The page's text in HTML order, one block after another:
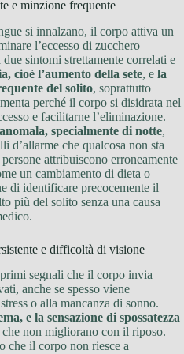
e minzione frequente
si innalzano, il corpo attiva un
l’eccesso di zucchero
sintomi strettamente correlati e
cioè l’aumento della sete, e la
del solito, soprattutto
perché il corpo si disidrata nel
e facilitarne l’eliminazione.
specialmente di notte,
d’allarme che qualcosa non sta
attribuiscono erroneamente
un cambiamento di dieta o
di identificare precocemente il
più del solito senza una causa
e difficoltà di visione
segnali che il corpo invia
anche se spesso viene
o alla mancanza di sonno.
e la sensazione di spossatezza
non migliorano con il riposo.
che il corpo non riesce a